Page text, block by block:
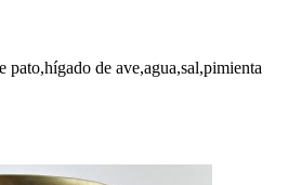
pato,hígado de ave,agua,sal,pimienta